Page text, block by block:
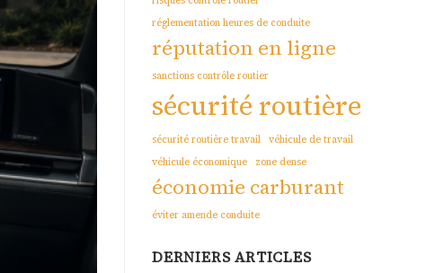
réglementation heures de conduite
réputation en ligne
sanctions contrôle routier
sécurité routière
sécurité routière travail véhicule de travail
véhicule économique
zone dense
économie carburant
éviter amende conduite
DERNIERS ARTICLES